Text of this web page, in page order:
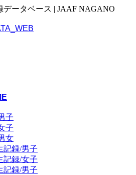
ータベース | JAAF NAGANO
子
子
女
記録/男子
記録/女子
記録/男子